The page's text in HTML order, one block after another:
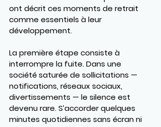
ont décrit ces moments de retrait
comme essentiels à leur
développement.
La première étape consiste à
interrompre la fuite. Dans une
société saturée de sollicitations —
notifications, réseaux sociaux,
divertissements — le silence est
devenu rare. S’accorder quelques
minutes quotidiennes sans écran ni